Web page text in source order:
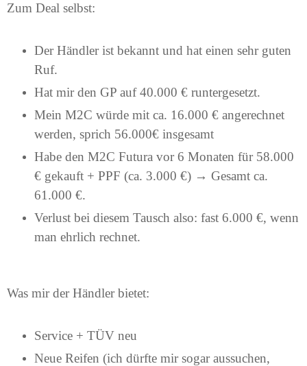
Zum Deal selbst:
Der Händler ist bekannt und hat einen sehr guten
Ruf.
Hat mir den GP auf 40.000 € runtergesetzt.
Mein M2C würde mit ca. 16.000 € angerechnet
werden, sprich 56.000€ insgesamt
Habe den M2C Futura vor 6 Monaten für 58.000
€ gekauft + PPF (ca. 3.000 €) → Gesamt ca.
61.000 €.
Verlust bei diesem Tausch also: fast 6.000 €, wenn
man ehrlich rechnet.
Was mir der Händler bietet:
Service + TÜV neu
Neue Reifen (ich dürfte mir sogar aussuchen,